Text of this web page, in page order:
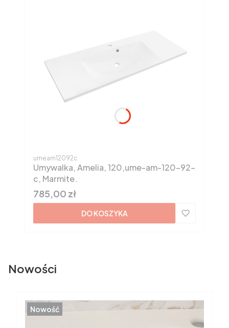
Kod produktu
umeam12092c
Umywalka, Amelia, 120,ume-am-120-92-
c, Marmite.
Cena
785,00 zł
DO KOSZYKA
Nowości
Nowość